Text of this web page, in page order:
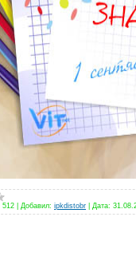
512 Добавил: ipkdistobr Дата: